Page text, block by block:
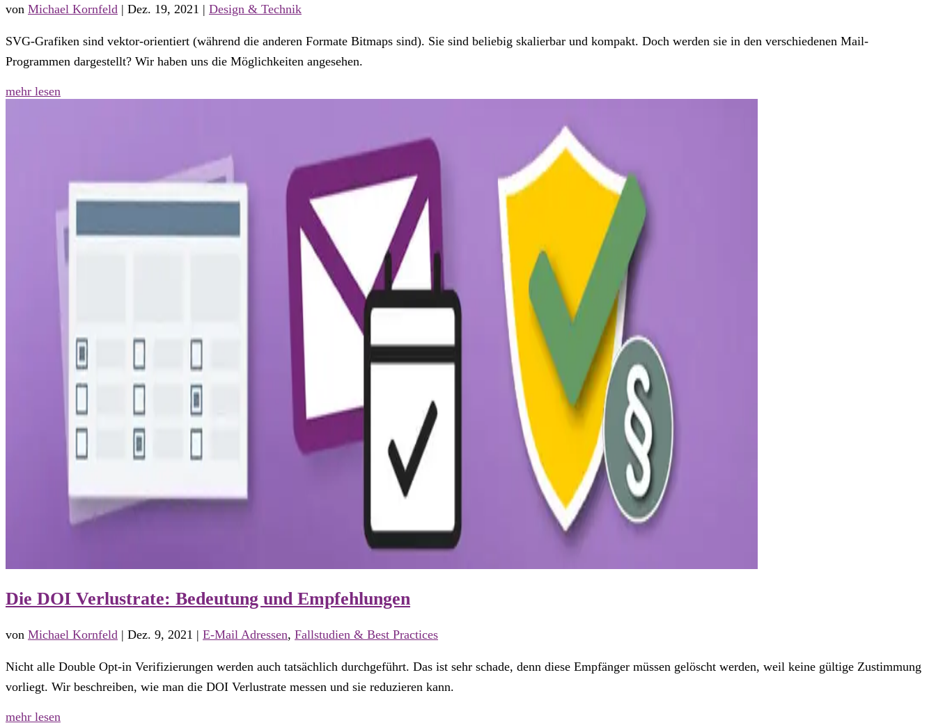
von Michael Kornfeld | Dez. 19, 2021 | Design & Technik
SVG-Grafiken sind vektor-orientiert (während die anderen Formate Bitmaps sind). Sie sind beliebig skalierbar und kompakt. Doch werden sie in den verschiedenen Mail-
Programmen dargestellt? Wir haben uns die Möglichkeiten angesehen.
mehr lesen
Die DOI Verlustrate: Bedeutung und Empfehlungen
von Michael Kornfeld | Dez. 9, 2021 | E-Mail Adressen, Fallstudien & Best Practices
Nicht alle Double Opt-in Verifizierungen werden auch tatsächlich durchgeführt. Das ist sehr schade, denn diese Empfänger müssen gelöscht werden, weil keine gültige Zustimmung
vorliegt. Wir beschreiben, wie man die DOI Verlustrate messen und sie reduzieren kann.
mehr lesen